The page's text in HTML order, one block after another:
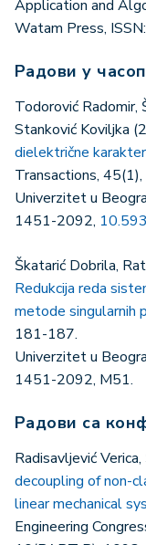
Application and
Watam Press,
Радови у
Todorović Radomir,
Stanković Koviljka
dielektrične
Transactions,
Univerzitet u
1451-2092,
Škatarić Dobrila,
Redukcija reda
metode singularnih
181-187.
Univerzitet u
1451-2092, M51.
Радови са
Radisavljević
decoupling of non-
linear mechanical
Engineering